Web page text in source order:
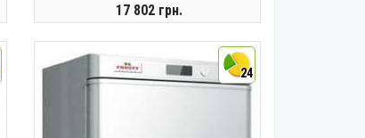
17 802 грн.
ЗАКОНЧИЛСЯ
24